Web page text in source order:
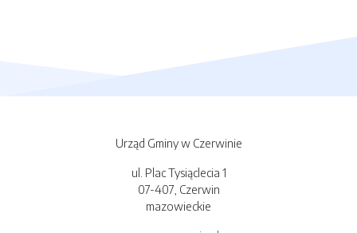
Urząd Gminy w Czerwinie
ul. Plac Tysiąclecia 1
07-407, Czerwin
mazowieckie